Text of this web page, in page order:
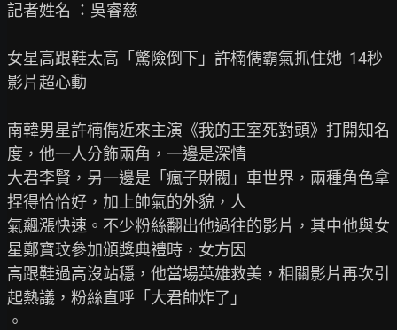
記者姓名 ：吳睿慈
女星高跟鞋太高「驚險倒下」許楠儁霸氣抓住她  14秒
影片超心動
南韓男星許楠儁近來主演《我的王室死對頭》打開知名
度，他一人分飾兩角，一邊是深情
大君李賢，另一邊是「瘋子財閥」車世界，兩種角色拿
捏得恰恰好，加上帥氣的外貌，人
氣飆漲快速。不少粉絲翻出他過往的影片，其中他與女
星鄭寶玟參加頒獎典禮時，女方因
高跟鞋過高沒站穩，他當場英雄救美，相關影片再次引
起熱議，粉絲直呼「大君帥炸了」